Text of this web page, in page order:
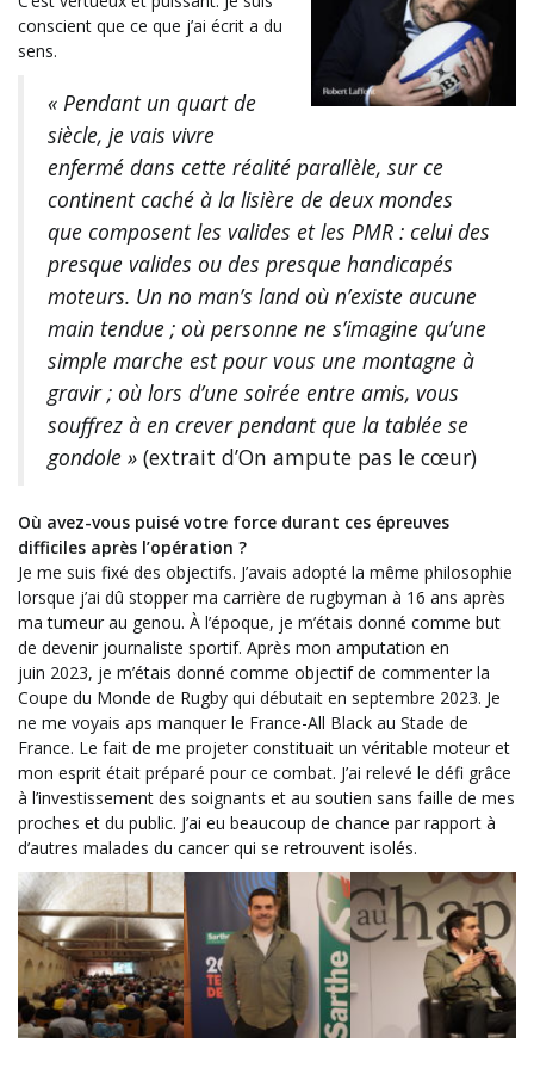
conscient que ce que j’ai écrit a du
sens.
« Pendant un quart de
siècle, je vais vivre
enfermé dans cette réalité parallèle, sur ce
continent caché à la lisière de deux mondes
que composent les valides et les PMR : celui des
presque valides ou des presque handicapés
moteurs. Un no man’s land où n’existe aucune
main tendue ; où personne ne s’imagine qu’une
simple marche est pour vous une montagne à
gravir ; où lors d’une soirée entre amis, vous
souffrez à en crever pendant que la tablée se
gondole » (extrait d’On ampute pas le cœur)
Où avez-vous puisé votre force durant ces épreuves
difficiles après l’opération ?
Je me suis fixé des objectifs. J’avais adopté la même philosophie
lorsque j’ai dû stopper ma carrière de rugbyman à 16 ans après
ma tumeur au genou. À l’époque, je m’étais donné comme but
de devenir journaliste sportif. Après mon amputation en
juin 2023, je m’étais donné comme objectif de commenter la
Coupe du Monde de Rugby qui débutait en septembre 2023. Je
ne me voyais aps manquer le France-All Black au Stade de
France. Le fait de me projeter constituait un véritable moteur et
mon esprit était préparé pour ce combat. J’ai relevé le défi grâce
à l’investissement des soignants et au soutien sans faille de mes
proches et du public. J’ai eu beaucoup de chance par rapport à
d’autres malades du cancer qui se retrouvent isolés.